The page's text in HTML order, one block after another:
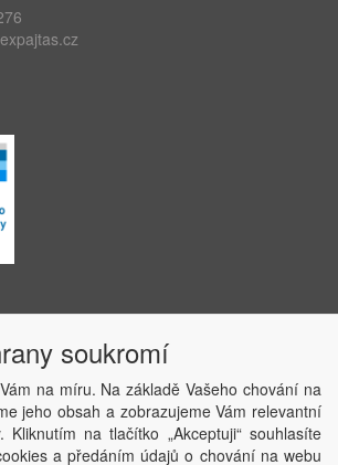
soukromí
na míru. Na základě Vašeho chování na
jeho obsah a zobrazujeme Vám relevantní
Kliknutím na tlačítko „Akceptuji“ souhlasíte
a předáním údajů o chování na webu